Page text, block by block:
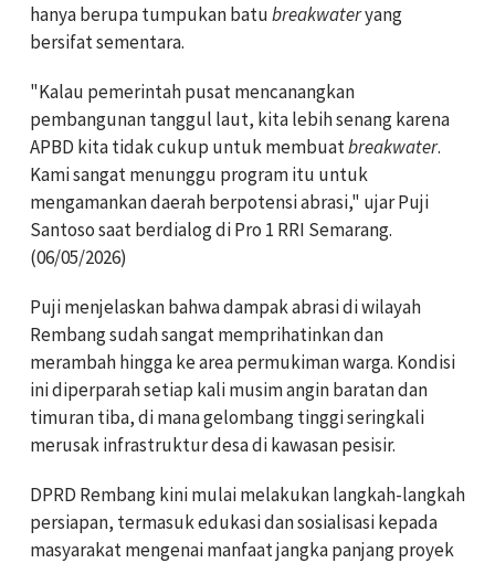
hanya berupa tumpukan batubreakwateryang
bersifat sementara.
"Kalau pemerintah pusat mencanangkan
pembangunan tanggul laut, kita lebih senang karena
APBD kita tidak cukup untuk membuatbreakwater.
Kami sangat menunggu program itu untuk
mengamankan daerah berpotensi abrasi," ujar Puji
Santoso saat berdialog di Pro 1 RRI Semarang.
(06/05/2026)
Puji menjelaskan bahwa dampak abrasi di wilayah
Rembang sudah sangat memprihatinkan dan
merambah hingga ke area permukiman warga. Kondisi
ini diperparah setiap kali musim angin baratan dan
timuran tiba, di mana gelombang tinggi seringkali
merusak infrastruktur desa di kawasan pesisir.
DPRD Rembang kini mulai melakukan langkah-langkah
persiapan, termasuk edukasi dan sosialisasi kepada
masyarakat mengenai manfaat jangka panjang proyek